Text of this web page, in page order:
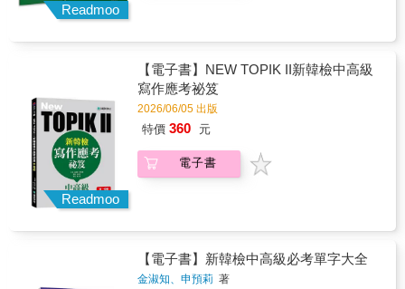
Readmoo
Readmoo
【電子書】NEW TOPIK II新韓檢中高級
寫作應考祕笈
2026/06/05 出版
特價 360 元
電子書
【電子書】新韓檢中高級必考單字大全
金淑知、申預莉 著